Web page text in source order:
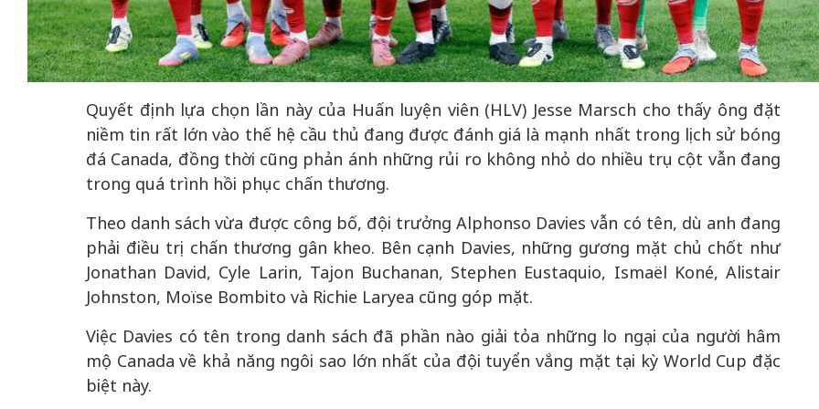
Quyết định lựa chọn lần này của Huấn luyện viên (HLV) Jesse Marsch cho thấy ông đặt
niềm tin rất lớn vào thế hệ cầu thủ đang được đánh giá là mạnh nhất trong lịch sử bóng
đá Canada, đồng thời cũng phản ánh những rủi ro không nhỏ do nhiều trụ cột vẫn đang
trong quá trình hồi phục chấn thương.
Theo danh sách vừa được công bố, đội trưởng Alphonso Davies vẫn có tên, dù anh đang
phải điều trị chấn thương gân kheo. Bên cạnh Davies, những gương mặt chủ chốt như
Jonathan David, Cyle Larin, Tajon Buchanan, Stephen Eustaquio, Ismaël Koné, Alistair
Johnston, Moïse Bombito và Richie Laryea cũng góp mặt.
Việc Davies có tên trong danh sách đã phần nào giải tỏa những lo ngại của người hâm
mộ Canada về khả năng ngôi sao lớn nhất của đội tuyển vắng mặt tại kỳ World Cup đặc
biệt này.
Hà Nội vững bước vào
không gian phát triển
mới - Kỳ 5: Thủ đô qua
nhập UNESCO: Khơi
nguồn nội lực văn hóa,
định hình vị thế kiến
tạo | Kỳ 4: Sáng kiến
nhập UNESCO: Khơi
nguồn nội lực văn hóa,
định hình vị thế kiến
quốc tế bằng bản lĩnh
Việt Nam
50 năm Việt
nguồn nội lực
định hình vị
tạo | Kỳ 1: